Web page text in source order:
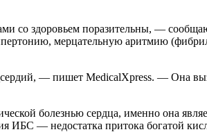
со здоровьем поразительны, —
мерцательную аритмию
— пишет MedicalXpress. — Она
болезнью сердца, именно она
ИБС — недостатка притока богатой